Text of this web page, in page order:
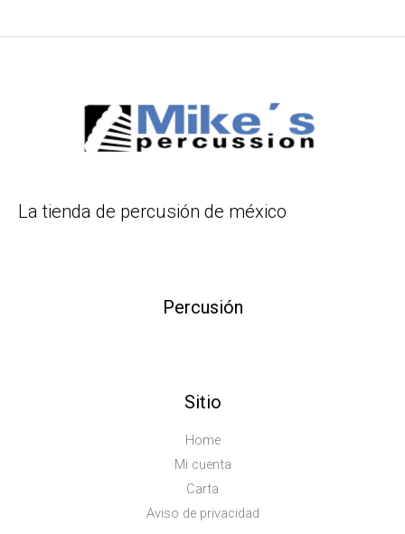
La tienda de percusión de méxico
Percusión
Sitio
Home
Mi cuenta
Carta
Aviso de privacidad